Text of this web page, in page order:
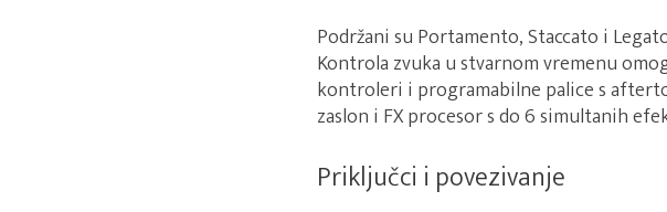
Podržani su Portamento, Staccato i
Kontrola zvuka u stvarnom vremenu
kontroleri i programabilne palice s
zaslon i FX procesor s do 6 simultanih
Priključci i povezivanje